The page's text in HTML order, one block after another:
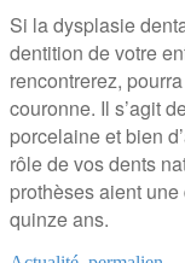
Si la dysplasie
dentition de votre
rencontrerez,
couronne. Il s’agit
porcelaine et bien
rôle de vos dents
prothèses aient
quinze ans.